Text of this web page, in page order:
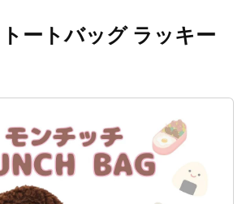
ートバッグ ラッキー